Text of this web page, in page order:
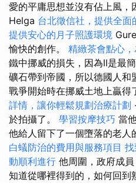
愛的平庸思想並沒有佔上風，
Helga 台北徵信社，提供全面
提供安心的月子照護環境
愉快的創作。 精緻茶會點心
鐵中挪威的損失，因為II是最
礦石帶到帝國，所以德國人和
戰爭開始時在挪威土地上贏得
詳情，讓你輕鬆規劃治療計劃
於拍攝了。 學習按摩技巧 當
他給人留下了一個墮落的老人
白蟻防治的費用與服務項目
動順利進行 他周圍，政府成
知道從哪裡得到的，如何回到